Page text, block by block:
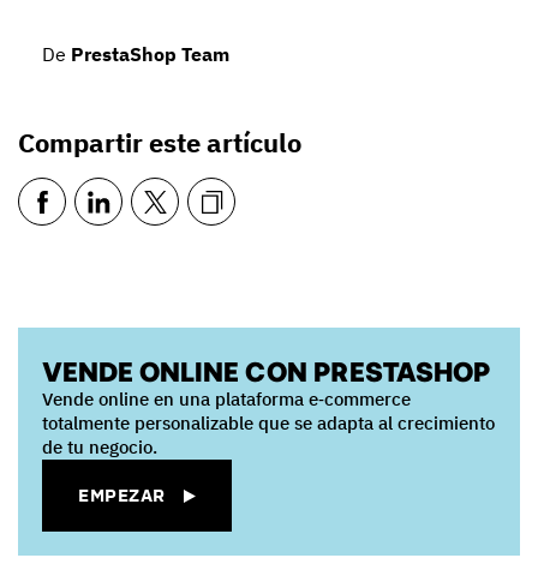
De PrestaShop Team
Compartir este artículo
VENDE ONLINE CON PRESTASHOP
Vende online en una plataforma e‑commerce
totalmente personalizable que se adapta al crecimiento
de tu negocio.
EMPEZAR